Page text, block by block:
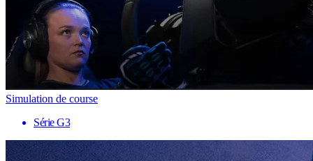
Simulation de course
Série G3